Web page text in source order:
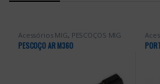
Acessórios MIG, PESCOÇOS MIG
PESCOÇO AR M360